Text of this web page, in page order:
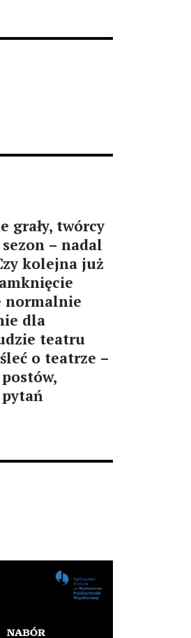
–
Spotkania
hasłem Axis
Trwa 6. Festiwal
im.
w
12. Festiwal
zainaugurowano
grały, twórcy
– nadal
kolejna już
normalnie
dla
teatru
o teatrze –